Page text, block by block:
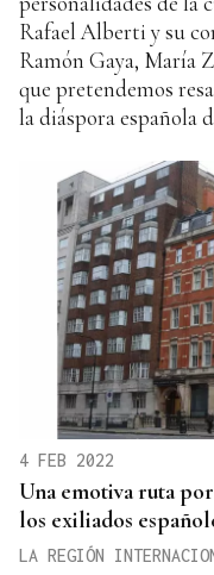
Rafael Alberti y su
Ramón Gaya, María
que pretendemos
la diáspora española
4 FEB 2022
Una emotiva ruta
los exiliados
LA REGIÓN